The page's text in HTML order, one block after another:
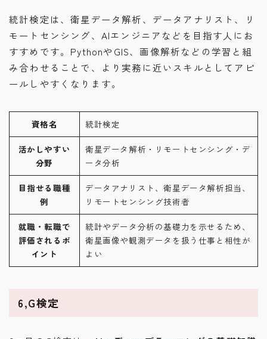
統計検定は、衛星データ解析、データアナリスト、リ
モートセンシング、AIエンジニアなどを目指す人にお
すすめです。PythonやGIS、画像解析などの学習と組
み合わせることで、より実務に近いスキルとしてアピ
ールしやすくなります。
資格名 統計検定
活かしやすい
分野
衛星データ解析・リモートセンシング・デ
ータ分析
目指せる職種
例
データアナリスト、衛星データ解析担当、
リモートセンシング技術者
就職・転職で
評価されるポ
イント
統計やデータ分析の基礎力を示せるため、
衛星画像や観測データを扱う仕事と相性が
よい
6,G検定